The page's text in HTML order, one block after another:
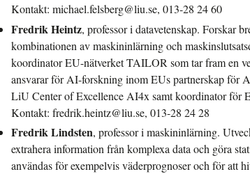
Kontakt: michael.felsberg@liu.se, 013-28 24 60
Fredrik Heintz, professor i datavetenskap. Forskar
kombinationen av maskininlärning och
koordinator EU-nätverket TAILOR som tar fram en
ansvarar för AI-forskning inom EUs partnerskap för
LiU Center of Excellence AI4x samt koordinator för
Kontakt: fredrik.heintz@liu.se, 013-28 24 28
Fredrik Lindsten, professor i maskininlärning.
extrahera information från komplexa data och göra
användas för exempelvis väderprognoser och för att